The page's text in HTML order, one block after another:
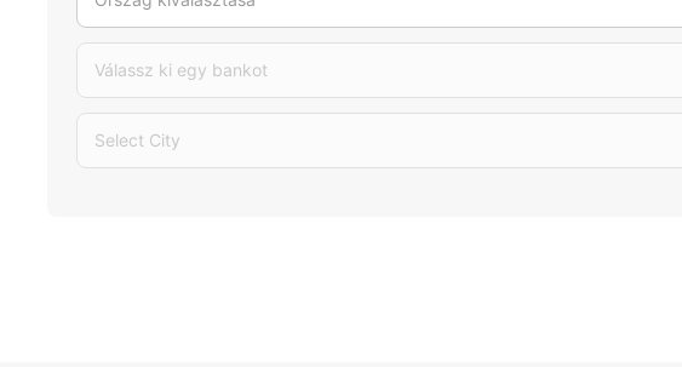
Válassz ki egy bankot
Select City